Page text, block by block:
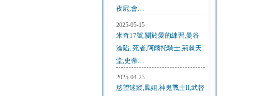
夜屍,會…
2025-05-15
米奇17號,關於愛的練習,曼谷
淪陷, 死者,阿爾托騎士,荊棘天
堂,史蒂…
2025-04-23
慾望迷蹤,鳳姐,神鬼戰士II,武替